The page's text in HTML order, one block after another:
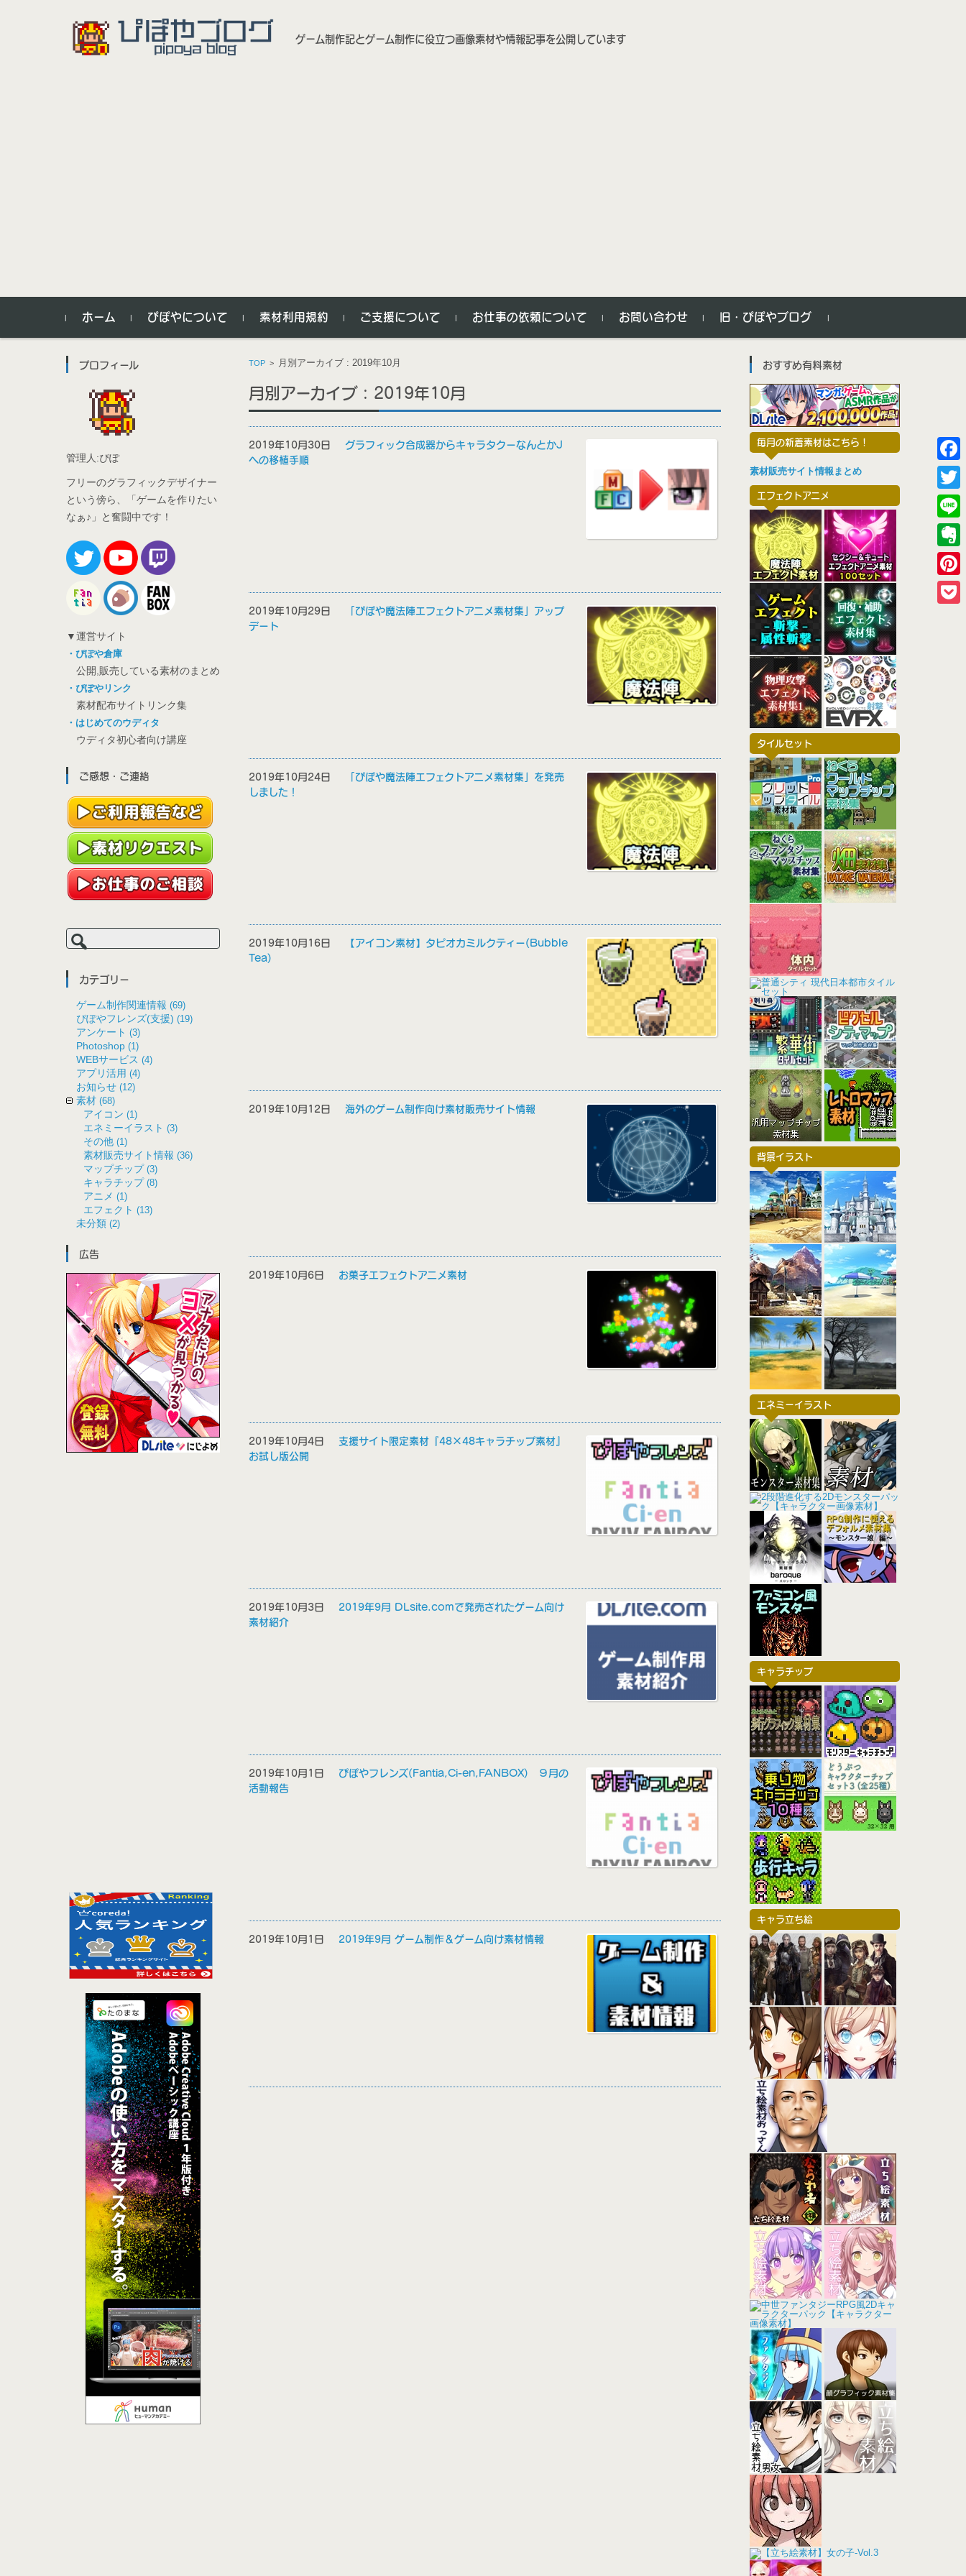
ゲーム制作記とゲーム制作に役立つ画像素材や情報記事を公開しています
コンテンツに移動
ホーム ぴぽやについて 素材利用規約 ご支援について お仕事の依頼について お問い合わせ 旧・ぴぽやブログ
TOP > 月別アーカイブ : 2019年10月
月別アーカイブ : 2019年10月
2019年10月30日グラフィック合成器からキャラタクーなんとかJ
への移植手順
2019年10月29日
「ぴぽや魔法陣エフェクトアニメ素材集」アップ
デート
2019年10月24日
「ぴぽや魔法陣エフェクトアニメ素材集」を発売
しました！
2019年10月16日
【アイコン素材】タピオカミルクティー(Bubble
Tea)
2019年10月12日海外のゲーム制作向け素材販売サイト情報
2019年10月6日 お菓子エフェクトアニメ素材
2019年10月4日 支援サイト限定素材『48×48キャラチップ素材』
お試し版公開
2019年10月3日 2019年9月 DLsite.comで発売されたゲーム向け
素材紹介
2019年10月1日 ぴぽやフレンズ(Fantia,Ci-en,FANBOX) ９月の
活動報告
2019年10月1日 2019年9月 ゲーム制作＆ゲーム向け素材情報
プロフィール
管理人:ぴぽ
フリーのグラフィックデザイナー
という傍ら、「ゲームを作りたい
なぁ♪」と奮闘中です！
▼運営サイト
・ぴぽや倉庫
公開,販売している素材のまとめ
・ぴぽやリンク
素材配布サイトリンク集
・はじめてのウディタ
ウディタ初心者向け講座
ご感想・ご連絡
検
索:
カテゴリー
ゲーム制作関連情報 (69)
ぴぽやフレンズ(支援) (19)
アンケート (3)
Photoshop (1)
WEBサービス (4)
アプリ活用 (4)
お知らせ (12)
素材 (68)
アイコン (1)
エネミーイラスト (3)
その他 (1)
素材販売サイト情報 (36)
マップチップ (3)
キャラチップ (8)
アニメ (1)
エフェクト (13)
未分類 (2)
広告
おすすめ有料素材
毎月の新着素材はこちら！
素材販売サイト情報まとめ
エフェクトアニメ
タイルセット
背景イラスト
エネミーイラスト
キャラチップ
キャラ立ち絵
F
a
c
b
o
T
w
i
L
i
n
e
E
v
e
P